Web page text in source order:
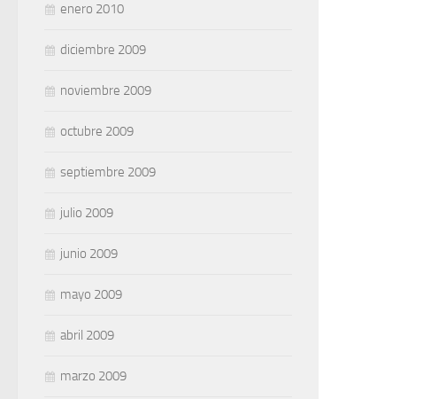
enero 2010
diciembre 2009
noviembre 2009
octubre 2009
septiembre 2009
julio 2009
junio 2009
mayo 2009
abril 2009
marzo 2009